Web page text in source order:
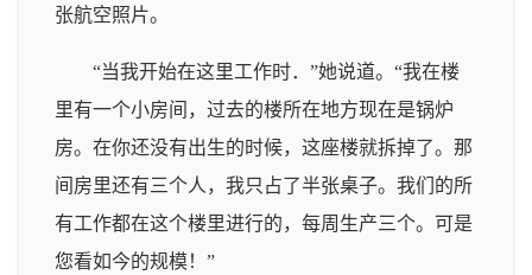
张航空照片。
“当我开始在这里工作时．”她说道。“我在楼
里有一个小房间，过去的楼所在地方现在是锅炉
房。在你还没有出生的时候，这座楼就拆掉了。那
间房里还有三个人，我只占了半张桌子。我们的所
有工作都在这个楼里进行的，每周生产三个。可是
您看如今的规模！”